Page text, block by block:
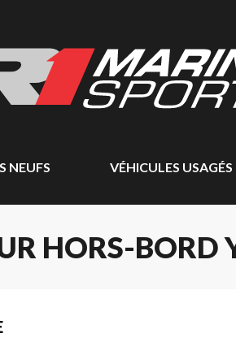
NEUFS VÉHICULES USAGÉS
HORS-